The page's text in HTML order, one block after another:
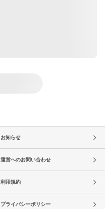
お知らせ
運営へのお問い合わせ
利用規約
プライバシーポリシー